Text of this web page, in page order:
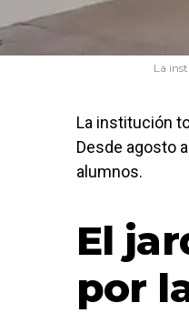
La
La institución
Desde agosto
alumnos.
El
por